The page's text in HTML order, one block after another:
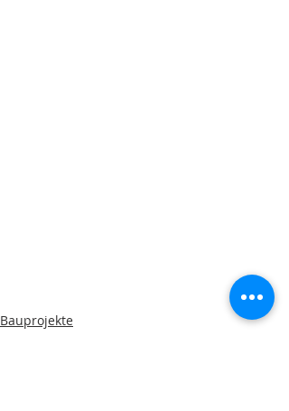
Bauprojekte